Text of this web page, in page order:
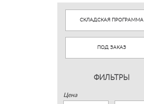
СКЛАДСКАЯ ПРОГРАММА
ПОД ЗАКАЗ
ФИЛЬТРЫ
Цена